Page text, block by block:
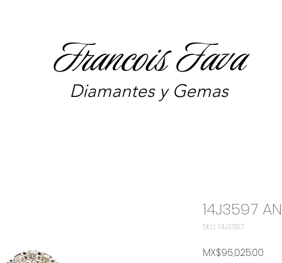
Diamantes y Gemas
Francois Fava
14J3597
SKU: 14J3597
MX$96,025.00Price